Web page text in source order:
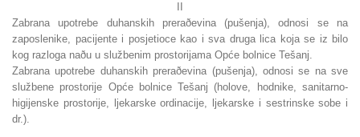
Zabrana upotrebe duhanskih preraðevina (pušenja), odnosi se na
zaposlenike, pacijente i posjetioce kao i sva druga lica koja se iz bilo
kog razloga naðu u službenim prostorijama Opće bolnice Tešanj.
Zabrana upotrebe duhanskih preraðevina (pušenja), odnosi se na sve
službene prostorije Opće bolnice Tešanj (holove, hodnike, sanitarno-
higijenske prostorije, ljekarske ordinacije, ljekarske i sestrinske sobe i
dr.).